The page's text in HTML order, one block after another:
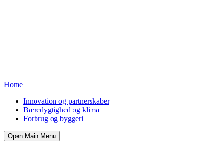
Home
Innovation og partnerskaber
Bæredygtighed og klima
Forbrug og byggeri
Open Main Menu